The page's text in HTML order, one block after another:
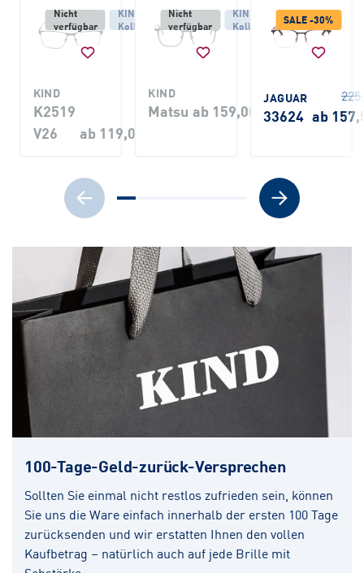
Nicht
verfügbar
KIND
Kollektion
KIND
K2519
V26
ab 119,00 €
Nicht
verfügbar
KIND
Kollektion
KIND
Matsu ab 159,00 €
SALE -30%
JAGUAR
33624 ab
100-Tage-Geld-zurück-Versprechen
Sollten Sie einmal nicht restlos zufrieden sein, können
Sie uns die Ware einfach innerhalb der ersten 100 Tage
zurücksenden und wir erstatten Ihnen den vollen
Kaufbetrag – natürlich auch auf jede Brille mit